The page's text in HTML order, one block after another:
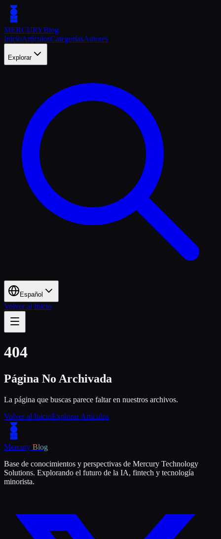
MERCURYBlog
InicioArtículosCategoríasAutores
Explorar
Español
Volver al Inicio
404
Página No Archivada
La página que buscas parece faltar en nuestros archivos.
Volver al InicioExplorar Artículos
Mercury Blog
Base de conocimientos y perspectivas de Mercury Technology
Solutions. Explorando el futuro de la IA, fintech y tecnología
minorista.